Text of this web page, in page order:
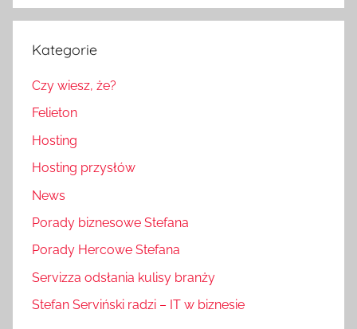
Kategorie
Czy wiesz, że?
Felieton
Hosting
Hosting przysłów
News
Porady biznesowe Stefana
Porady Hercowe Stefana
Servizza odsłania kulisy branży
Stefan Serviński radzi – IT w biznesie